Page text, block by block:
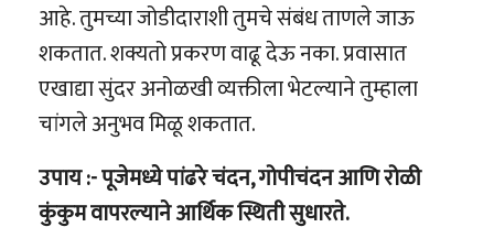
आहे. तुमच्या जोडीदाराशी तुमचे संबंध ताणले जाऊ
शकतात. शक्यतो प्रकरण वाढू देऊ नका. प्रवासात
एखाद्या सुंदर अनोळखी व्यक्तीला भेटल्याने तुम्हाला
चांगले अनुभव मिळू शकतात.
उपाय :- पूजेमध्ये पांढरे चंदन, गोपीचंदन आणि रोळी
कुंकुम वापरल्याने आर्थिक स्थिती सुधारते.